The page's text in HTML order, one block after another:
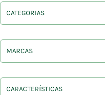
CATEGORIAS
MARCAS
CARACTERÍSTICAS